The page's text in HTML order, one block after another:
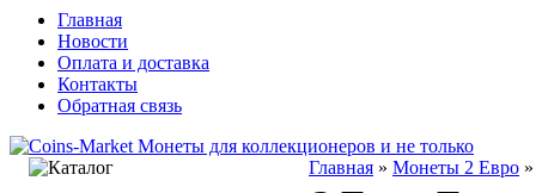
Главная
Новости
Оплата и доставка
Контакты
Обратная связь
Главная » Монеты 2 Евро